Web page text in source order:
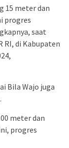
15 meter dan
progres
saat
RI, di Kabupaten
Bila Wajo juga
meter dan
progres